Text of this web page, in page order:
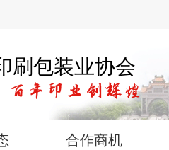
刷包装业协会
合作商机